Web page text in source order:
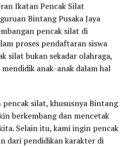
Ikatan Pencak Silat
Bintang Pusaka Jaya
pencak silat di
proses pendaftaran siswa
silat bukan sekadar olahraga,
anak-anak dalam hal
pencak silat, khususnya Bintang
berkembang dan mencetak
Selain itu, kami ingin pencak
dari pendidikan karakter di